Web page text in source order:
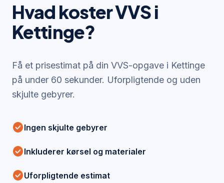
Hvad koster VVS i
Kettinge?
Få et prisestimat på din VVS-opgave i Kettinge
på under 60 sekunder. Uforpligtende og uden
skjulte gebyrer.
check_circleIngen skjulte gebyrer
check_circleInkluderer kørsel og materialer
check_circleUforpligtende estimat